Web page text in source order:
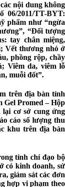
nội dung không
2011/TT-BYT:
phẩm như “ngừa
“Đối tượng
tay chân miệng,
Vết thương nhỏ ở
phồng rộp, chầy
Viêm da, viêm lỗ
muỗi đốt”.
trên địa bàn tỉnh
Gel Promed – Hộp
cơ sở cung ứng
cáo số lượng thu
khu trên địa bàn
tỉnh chỉ đạo bộ
có kinh doanh, sử
giám sát các đơn
hợp vi phạm theo